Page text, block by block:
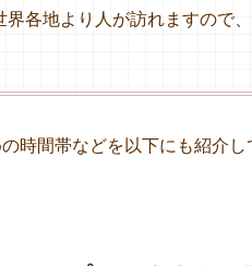
各地より人が訪れますので
時間帯などを以下にも紹介し